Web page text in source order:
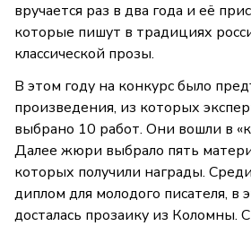
вручается раз в два года и её
которые пишут в традициях
классической прозы.
В этом году на конкурс было
произведения, из которых
выбрано 10 работ. Они вошли в
Далее жюри выбрало пять
которых получили награды.
диплом для молодого писателя, в
досталась прозаику из Коломны.